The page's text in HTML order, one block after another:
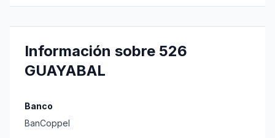
Información sobre 526
GUAYABAL
Banco
BanCoppel